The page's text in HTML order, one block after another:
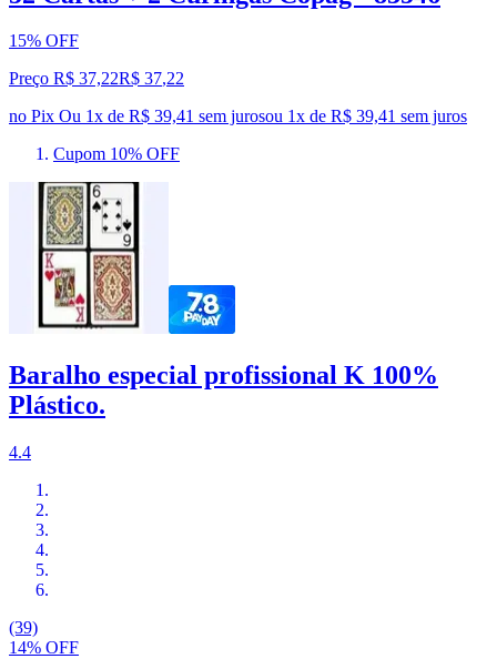
15% OFF
Preço R$ 37,22R$ 37,22
no Pix Ou 1x de R$ 39,41 sem jurosou 1x de R$ 39,41 sem juros
Cupom 10% OFF
Baralho especial profissional K 100%
Plástico.
4.4
(39)
14% OFF